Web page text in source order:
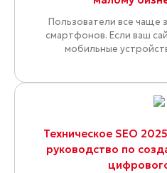
Пользователи все чаще
смартфонов. Если ваш
мобильные
Техническое SEO
руководство по